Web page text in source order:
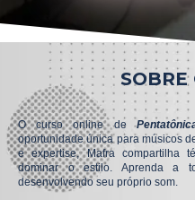
SOBRE
O curso online de
oportunidade única para músicos
e expertise, Mafra compartilha
dominar o estilo. Aprenda a
desenvolvendo seu próprio som.